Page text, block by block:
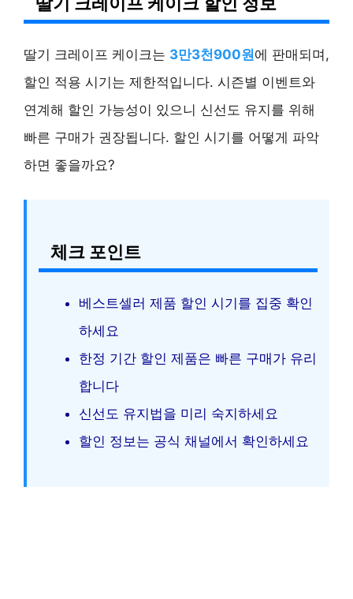
딸기 크레이프 케이크는 3만3천900원에 판매되며,
할인 적용 시기는 제한적입니다. 시즌별 이벤트와
연계해 할인 가능성이 있으니 신선도 유지를 위해
빠른 구매가 권장됩니다. 할인 시기를 어떻게 파악
하면 좋을까요?
체크 포인트
베스트셀러 제품 할인 시기를 집중 확인
하세요
한정 기간 할인 제품은 빠른 구매가 유리
합니다
신선도 유지법을 미리 숙지하세요
할인 정보는 공식 채널에서 확인하세요